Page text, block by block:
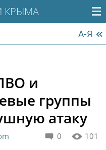
КРЫМА
А-Я
и
группы
атаку
0 101